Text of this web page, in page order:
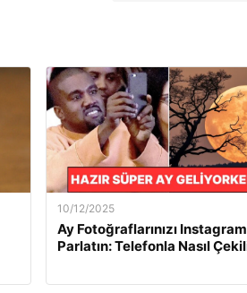
10/12/2025
Ay Fotoğraflarınızı
Parlatın: Telefonla Nasıl